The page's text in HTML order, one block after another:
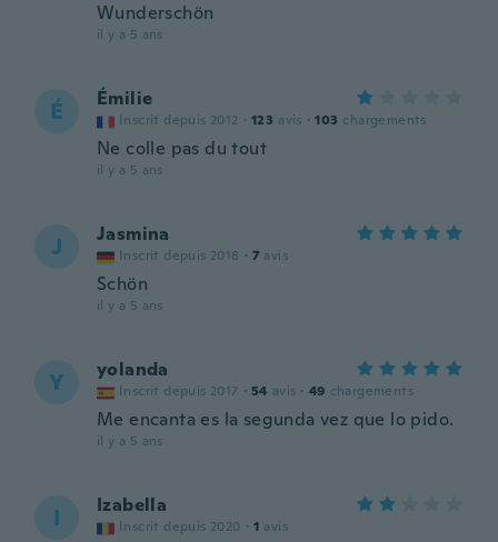
Wunderschön
il y a 5 ans
É Émilie
Inscrit depuis 2012 · 123 avis · 103 chargements
Ne colle pas du tout
il y a 5 ans
J Jasmina
Inscrit depuis 2018 · 7 avis
Schön
il y a 5 ans
Y yolanda
Inscrit depuis 2017 · 54 avis · 49 chargements
Me encanta es la segunda vez que lo pido.
il y a 5 ans
I Izabella
Inscrit depuis 2020 · 1 avis